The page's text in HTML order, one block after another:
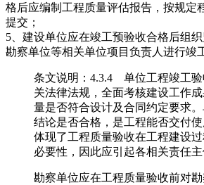
格后应编制工程质量评估报告，按规定
提交；
5、建设单位应在竣工预验收合格后组织
勘察单位等相关单位项目负责人进行竣
条文说明：4.3.4 单位工程竣工验
关法律法规，全面考核建设工作
量是否符合设计及合同约定要求
结论是否合格，是工程能否交付使
体现了工程质量验收在工程建设
必要性，因此应引起各相关责任主
勘察单位应在工程质量验收前对